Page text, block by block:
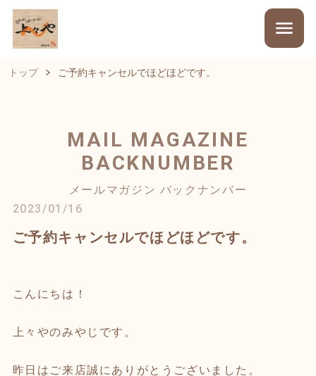
トップ ご予約キャンセルでほどほどです。
MAIL MAGAZINE
BACKNUMBER
メールマガジン バックナンバー
2023/01/16
ご予約キャンセルでほどほどです。
こんにちは！
上々やのみやじです。
昨日はご来店誠にありがとうございました。